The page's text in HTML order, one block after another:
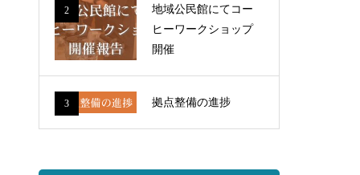
2
地域公民館にてコー
ヒーワークショップ
開催
3 拠点整備の進捗